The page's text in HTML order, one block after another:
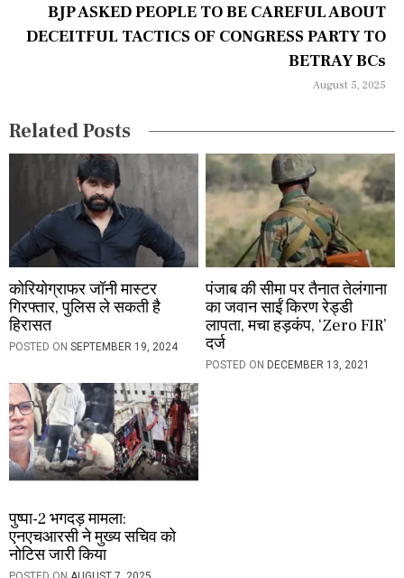
n
BJP ASKED PEOPLE TO BE CAREFUL ABOUT
DECEITFUL TACTICS OF CONGRESS PARTY TO
BETRAY BCs
August 5, 2025
Related Posts
कोरियोग्राफर जॉनी मास्टर
गिरफ्तार, पुलिस ले सकती है
हिरासत
POSTED ON SEPTEMBER 19, 2024
पंजाब की सीमा पर तैनात तेलंगाना
का जवान साईं किरण रेड्‍डी
लापता, मचा हड़कंप, ‘Zero FIR’
दर्ज
POSTED ON DECEMBER 13, 2021
पुष्पा-2 भगदड़ मामला:
एनएचआरसी ने मुख्य सचिव को
नोटिस जारी किया